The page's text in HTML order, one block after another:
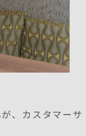
、カスタマーサ